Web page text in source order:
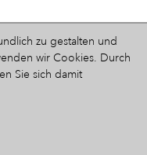
zu gestalten und
wir Cookies. Durch
Sie sich damit